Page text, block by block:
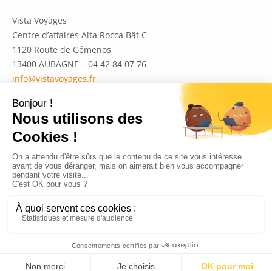
Vista Voyages
Centre d’affaires Alta Rocca Bât C
1120 Route de Gémenos
13400 AUBAGNE – 04 42 84 07 76
info@vistavoyages.fr
Politique de confidentialité
Garanties et mentions légales
Contactez-nous
recrutement@vistavoyages.fr
Copyright © 2026 Vistavoyages